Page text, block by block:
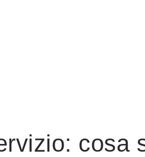
cosa